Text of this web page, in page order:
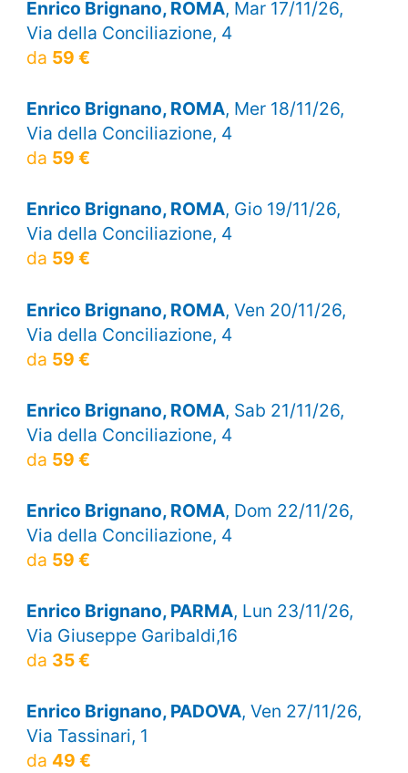
Enrico Brignano, ROMA, Mar 17/11/26,
Via della Conciliazione, 4
da 59 €
Enrico Brignano, ROMA, Mer 18/11/26,
Via della Conciliazione, 4
da 59 €
Enrico Brignano, ROMA, Gio 19/11/26,
Via della Conciliazione, 4
da 59 €
Enrico Brignano, ROMA, Ven 20/11/26,
Via della Conciliazione, 4
da 59 €
Enrico Brignano, ROMA, Sab 21/11/26,
Via della Conciliazione, 4
da 59 €
Enrico Brignano, ROMA, Dom 22/11/26,
Via della Conciliazione, 4
da 59 €
Enrico Brignano, PARMA, Lun 23/11/26,
Via Giuseppe Garibaldi,16
da 35 €
Enrico Brignano, PADOVA, Ven 27/11/26,
Via Tassinari, 1
da 49 €